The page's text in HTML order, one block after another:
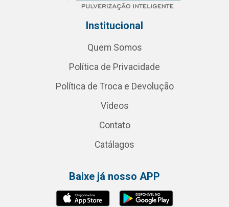
Institucional
Quem Somos
Política de Privacidade
Política de Troca e Devolução
Vídeos
Contato
Catálagos
Baixe já nosso APP